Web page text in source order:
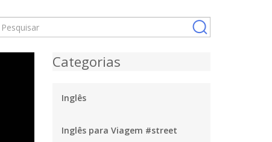
Categorias
Inglês
Inglês para Viagem #street